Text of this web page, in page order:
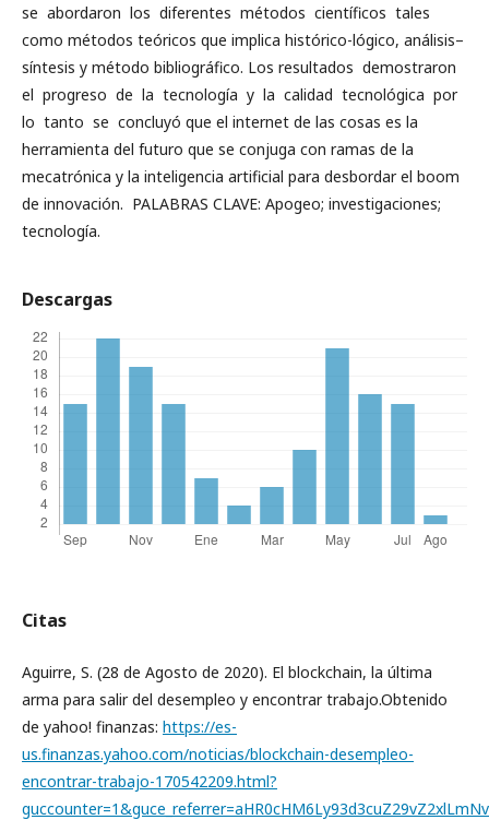
se abordaron los diferentes métodos científicos tales
como métodos teóricos que implica histórico-lógico, análisis–
síntesis y método bibliográfico. Los resultados demostraron
el progreso de la tecnología y la calidad tecnológica por
lo tanto se concluyó que el internet de las cosas es la
herramienta del futuro que se conjuga con ramas de la
mecatrónica y la inteligencia artificial para desbordar el boom
de innovación. PALABRAS CLAVE: Apogeo; investigaciones;
tecnología.
Descargas
Citas
Aguirre, S. (28 de Agosto de 2020). El blockchain, la última
arma para salir del desempleo y encontrar trabajo.Obtenido
de yahoo! finanzas: https://es-
us.finanzas.yahoo.com/noticias/blockchain-desempleo-
encontrar-trabajo-170542209.html?